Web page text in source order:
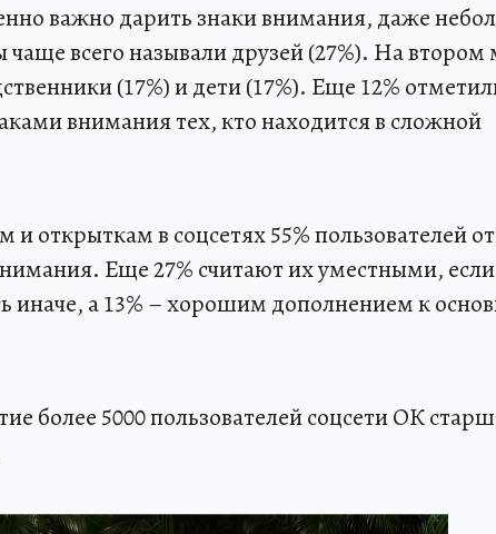
важно дарить знаки внимания, даже
чаще всего называли друзей (27%). На втором
(17%) и дети (17%). Еще 12%
внимания тех, кто находится в сложной
открыткам в соцсетях 55% пользователей
Еще 27% считают их уместными,
иначе, а 13% – хорошим дополнением к
более 5000 пользователей соцсети ОК